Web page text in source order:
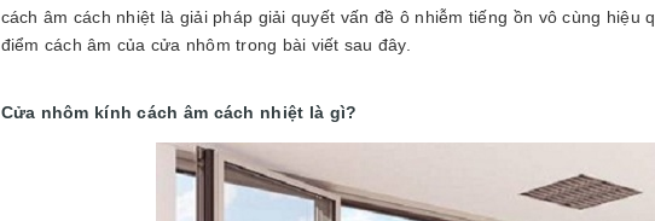
cách âm cách nhiệt là giải pháp giải quyết vấn đề ô nhiễm tiếng ồn vô cùng
điểm cách âm của cửa nhôm trong bài viết sau đây.
Cửa nhôm kính cách âm cách nhiệt là gì?